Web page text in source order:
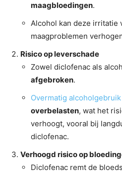
maagbloedingen.
Alcohol kan deze irritatie
maagproblemen
Risico op leverschade
Zowel diclofenac als
afgebroken.
Overmatig alcoholgebruik
overbelasten, wat het
verhoogt, vooral bij
diclofenac.
Verhoogd risico op
Diclofenac remt de